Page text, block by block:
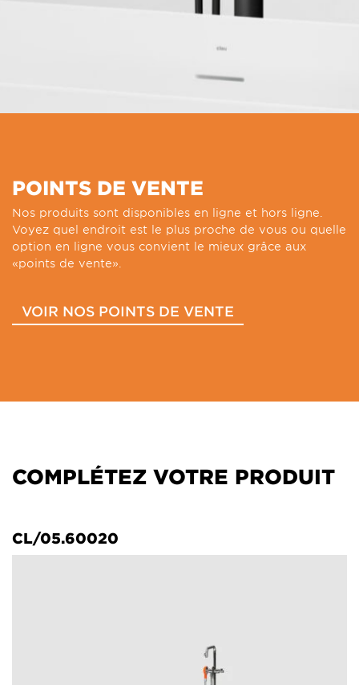
POINTS DE VENTE
Nos produits sont disponibles en ligne et hors ligne.
Voyez quel endroit est le plus proche de vous ou quelle
option en ligne vous convient le mieux grâce aux
«points de vente».
VOIR NOS POINTS DE VENTE
COMPLÉTEZ VOTRE PRODUIT
CL/05.60020